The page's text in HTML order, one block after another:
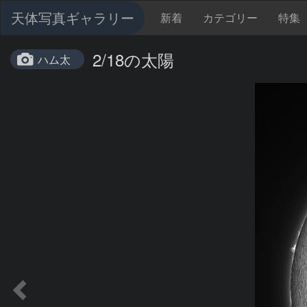
天体写真ギャラリー 新着 カテゴリー 特集
ハム太 2/18の太陽